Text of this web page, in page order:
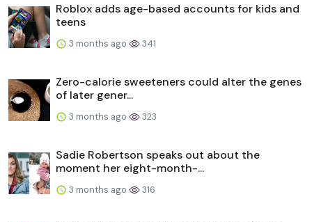
Roblox adds age-based accounts for kids and
teens
3 months ago 341
Zero-calorie sweeteners could alter the genes
of later gener...
3 months ago 323
Sadie Robertson speaks out about the
moment her eight-month-...
3 months ago 316